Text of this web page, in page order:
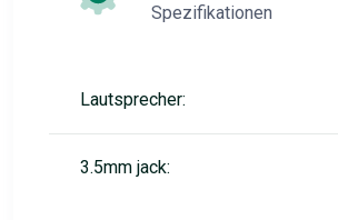
Spezifikationen
Lautsprecher:
3.5mm jack: